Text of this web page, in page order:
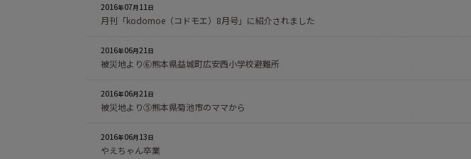
2016年07月11 日
月刊「kodomoe（コドモエ）8月号」に紹介されました
2016年06月21 日
被災地より⑥熊本県益城町広安西小学校避難所
2016年06月21 日
被災地より⑤熊本県菊池市のママから
2016年06月 13日
やえちゃん卒業